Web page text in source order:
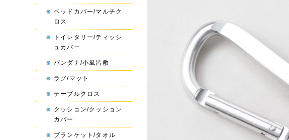
ベッドカバー/マルチク
ロス
トイレタリー/ティッシ
ュカバー
バンダナ/小風呂敷
ラグ/マット
テーブルクロス
クッション/クッション
カバー
ブランケット/タオル